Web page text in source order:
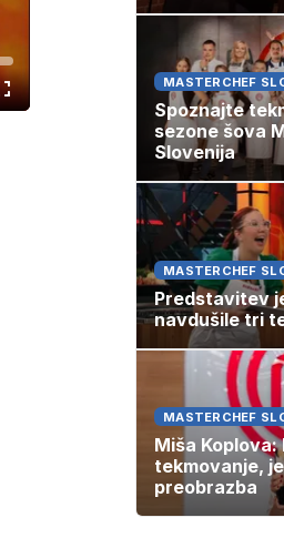
Celozaslonski
način
MASTERCHEF
Spoznajte
sezone šova
Slovenija
MASTERCHEF
Predstavitev
navdušile tri
MASTERCHEF
Miša
tekmovanje,
preobrazba